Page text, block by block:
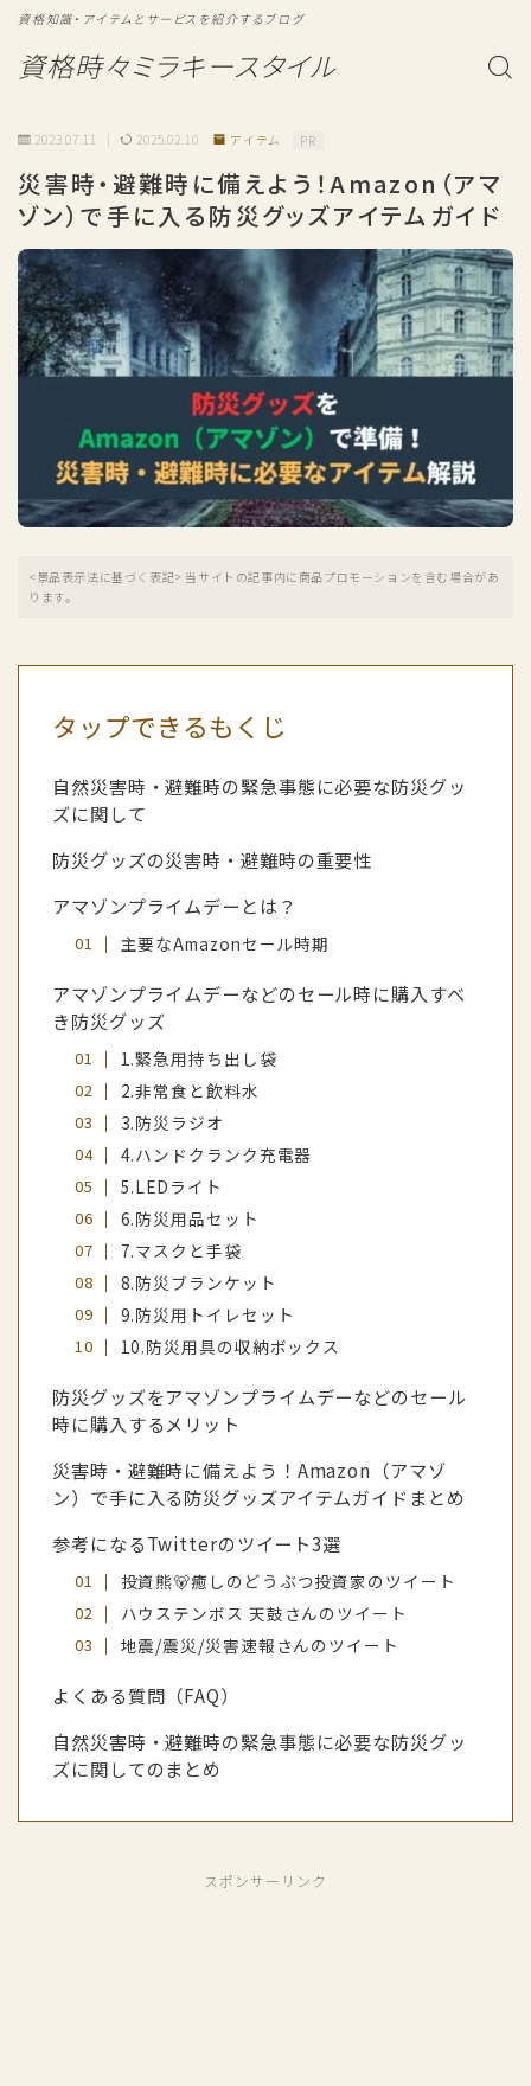
資格時々ミラキースタイル
資格知識・アイテムとサービスを紹介するブログ
2023.07.11 2025.02.10 アイテム PR
災害時・避難時に備えよう！Amazon（アマ
ゾン）で手に入る防災グッズアイテムガイド
<景品表示法に基づく表記> 当サイトの記事内に商品プロモーションを含む場合があ
ります。
タップできるもくじ
自然災害時・避難時の緊急事態に必要な防災グッ
ズに関して
防災グッズの災害時・避難時の重要性
アマゾンプライムデーとは？
主要なAmazonセール時期
アマゾンプライムデーなどのセール時に購入すべ
き防災グッズ
1.緊急用持ち出し袋
2.非常食と飲料水
3.防災ラジオ
4.ハンドクランク充電器
5.LEDライト
6.防災用品セット
7.マスクと手袋
8.防災ブランケット
9.防災用トイレセット
10.防災用具の収納ボックス
防災グッズをアマゾンプライムデーなどのセール
時に購入するメリット
災害時・避難時に備えよう！Amazon（アマゾ
ン）で手に入る防災グッズアイテムガイドまとめ
参考になるTwitterのツイート3選
投資熊🐻癒しのどうぶつ投資家のツイート
ハウステンボス 天鼓さんのツイート
地震/震災/災害速報さんのツイート
よくある質問（FAQ）
自然災害時・避難時の緊急事態に必要な防災グッ
ズに関してのまとめ
スポンサーリンク